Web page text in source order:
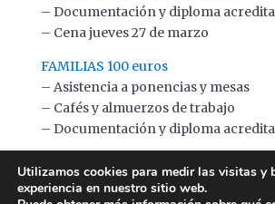
– Documentación y diploma
– Cena jueves 27 de marzo
FAMILIAS 100 euros
– Asistencia a ponencias y mesas
– Cafés y almuerzos de trabajo
– Documentación y diploma
Inscribirse en el
Utilizamos cookies para medir las visitas y
experiencia en nuestro sitio web.